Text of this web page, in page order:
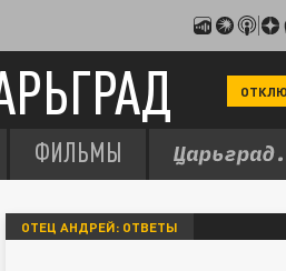
ФИЛЬМЫ
ОТЕЦ АНДРЕЙ: ОТВЕТЫ